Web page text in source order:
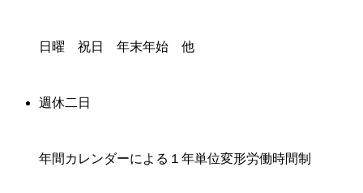
日曜 祝日 年末年始 他
週休二日
年間カレンダーによる１年単位変形労働時間制